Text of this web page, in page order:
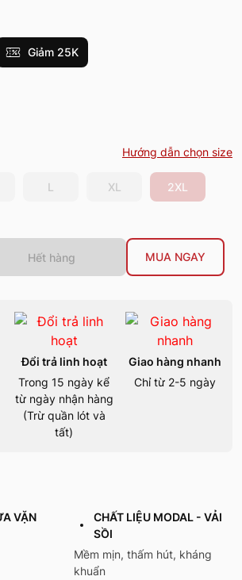
Giảm 25K
Hướng dẫn chọn size
L XL 2XL
Hết hàng MUA NGAY
Đổi trả linh hoạt
Trong 15 ngày kể
từ ngày nhận hàng
(Trừ quần lót và
tất)
Giao hàng nhanh
Chỉ từ 2-5 ngày
VẶN
CHẤT LIỆU MODAL - VẢI
SỒI
Mềm mịn, thấm hút, kháng
khuẩn